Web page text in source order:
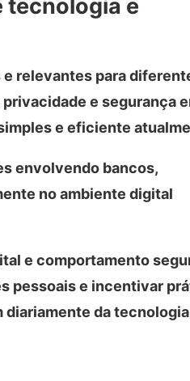
tecnologia e
relevantes para
e segurança
e eficiente
envolvendo bancos,
no ambiente digital
e comportamento
pessoais e incentivar
da